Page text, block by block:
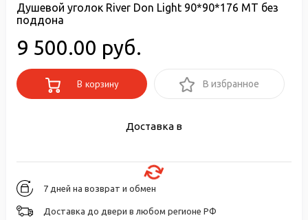
Душевой уголок River Don Light 90*90*176 МТ без
поддона
9 500.00 руб.
В корзину В избранное
Доставка в
7 дней на возврат и обмен
Доставка до двери в любом регионе РФ